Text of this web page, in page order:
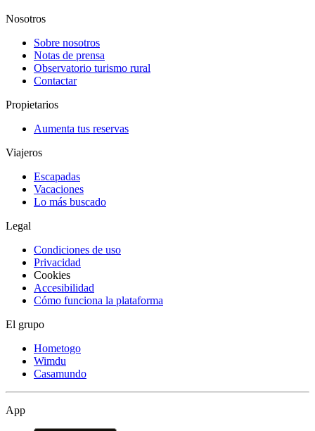
Nosotros
Sobre nosotros
Notas de prensa
Observatorio turismo rural
Contactar
Propietarios
Aumenta tus reservas
Viajeros
Escapadas
Vacaciones
Lo más buscado
Legal
Condiciones de uso
Privacidad
Cookies
Accesibilidad
Cómo funciona la plataforma
El grupo
Hometogo
Wimdu
Casamundo
App